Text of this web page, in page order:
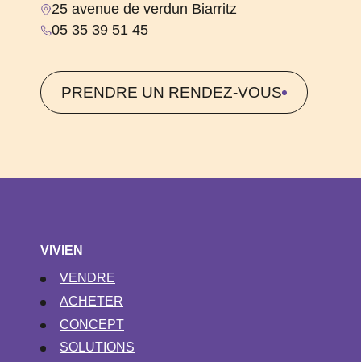
25 avenue de verdun Biarritz
05 35 39 51 45
PRENDRE UN RENDEZ-VOUS
VIVIEN
VENDRE
ACHETER
CONCEPT
SOLUTIONS